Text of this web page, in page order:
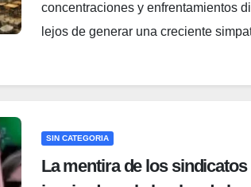
concentraciones y enfrentamientos
lejos de generar una creciente
SIN CATEGORIA
La mentira de los sindicatos